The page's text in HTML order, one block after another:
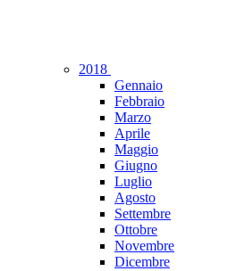
2018
Gennaio
Febbraio
Marzo
Aprile
Maggio
Giugno
Luglio
Agosto
Settembre
Ottobre
Novembre
Dicembre